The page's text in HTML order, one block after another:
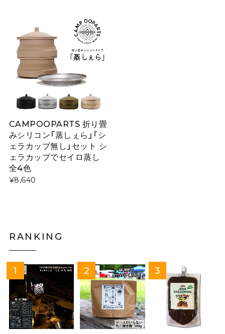
CAMPOOPARTS 折り畳
みシリコン「蒸しぇら」「シ
ェラカップ無し」セット シ
ェラカップでセイロ蒸し
全4色
¥8,640
RANKING